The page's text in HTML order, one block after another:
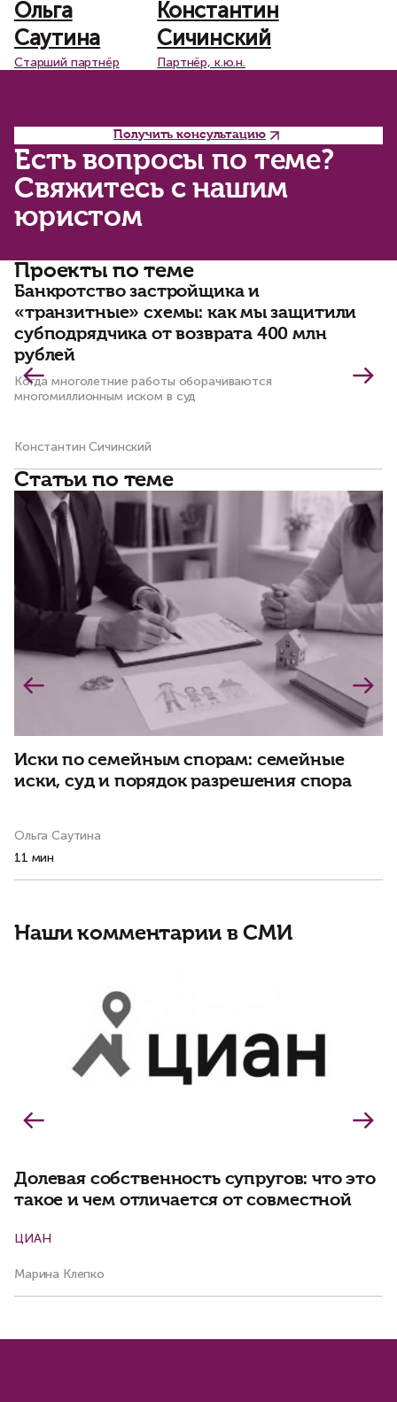
Ольга
Саутина
Старший партнёр
Константин
Сичинский
Партнёр, к.ю.н.
Есть вопросы по теме?
Свяжитесь с нашим
юристом
Получить консультацию
Проекты по теме
Банкротство застройщика и
«транзитные» схемы: как мы защитили
субподрядчика от возврата 400 млн
рублей
Когда многолетние работы оборачиваются
многомиллионным иском в суд
Константин Сичинский
Статьи по теме
Иски по семейным спорам: семейные
иски, суд и порядок разрешения спора
Ольга Саутина
11 мин
Наши комментарии в СМИ
Долевая собственность супругов: что это
такое и чем отличается от совместной
ЦИАН
Марина Клепко